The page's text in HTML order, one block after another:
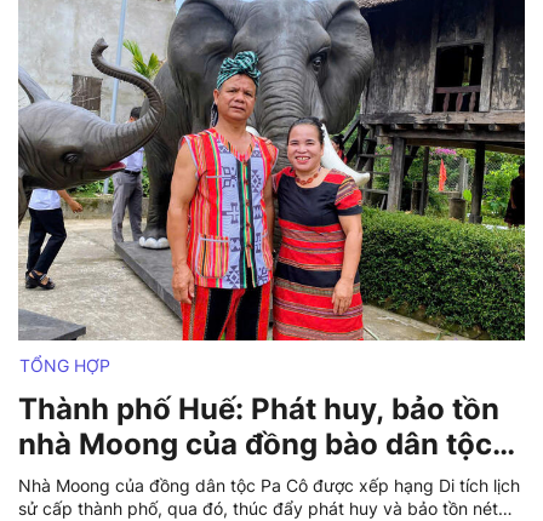
TỔNG HỢP
Thành phố Huế: Phát huy, bảo tồn
nhà Moong của đồng bào dân tộc
Pa Cô
Nhà Moong của đồng dân tộc Pa Cô được xếp hạng Di tích lịch
sử cấp thành phố, qua đó, thúc đẩy phát huy và bảo tồn nét